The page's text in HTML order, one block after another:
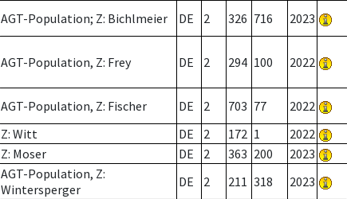
AGT-Population; Z: Bichlmeier DE 2 326 716 2023
AGT-Population, Z: Frey DE 2 294 100 2022
AGT-Population, Z: Fischer DE 2 703 77 2022
Z: Witt DE 2 172 1 2022
Z: Moser DE 2 363 200 2023
AGT-Population, Z:
Wintersperger
DE 2 211 318 2023